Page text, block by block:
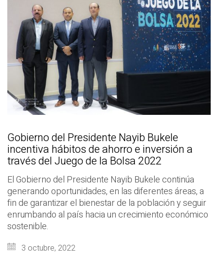
Gobierno del Presidente Nayib Bukele
incentiva hábitos de ahorro e inversión a
través del Juego de la Bolsa 2022
El Gobierno del Presidente Nayib Bukele continúa
generando oportunidades, en las diferentes áreas, a
fin de garantizar el bienestar de la población y seguir
enrumbando al país hacia un crecimiento económico
sostenible.
3 octubre, 2022